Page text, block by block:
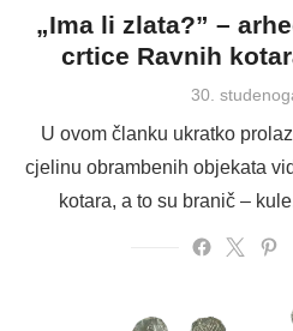
„Ima li zlata?” –
crtice Ravnih
Posted
30.
U ovom članku ukratko
cjelinu obrambenih objekata
kotara, a to su branič –